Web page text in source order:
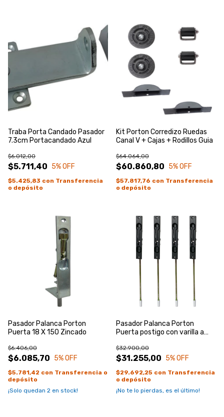
Traba Porta Candado Pasador
7.3cm Portacandado Azul
$5.711,40
$6.012,00
5% OFF
$5.425,83 con Transferencia
o depósito
Kit Porton Corredizo Ruedas
Canal V + Cajas + Rodillos Guia
$60.860,80
$64.064,00
5% OFF
$57.817,76 con Transferencia
o depósito
Pasador Palanca Porton
Puerta 18 X 150 Zincado
$6.085,70
$6.406,00
5% OFF
$5.781,42 con Transferencia o
depósito
¡Solo quedan 2 en stock!
Pasador Palanca Porton
Puerta postigo con varilla a
$31.255,00
$32.900,00
5% OFF
$29.692,25 con Transferencia
o depósito
¡No te lo pierdas, es el último!